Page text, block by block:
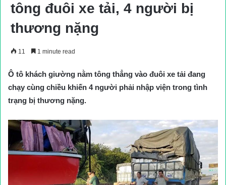
tông đuôi xe tải, 4 người bị
thương nặng
11 1 minute read
Ô tô khách giường nằm tông thẳng vào đuôi xe tải đang
chạy cùng chiều khiến 4 người phải nhập viện trong tình
trạng bị thương nặng.